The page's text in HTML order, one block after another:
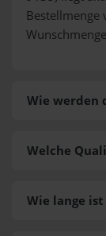
Bestellmenge
Wie werden
Welche
Wie lange